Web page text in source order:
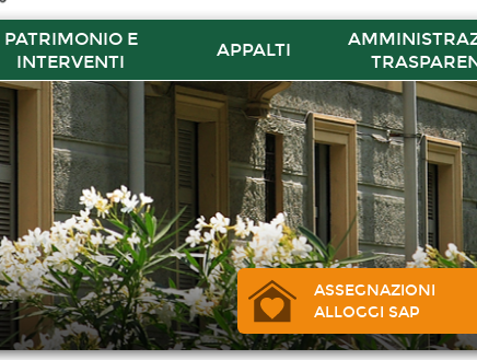
PATRIMONIO E
INTERVENTI
APPALTI
ASSEGNAZIONI
ALLOGGI SAP